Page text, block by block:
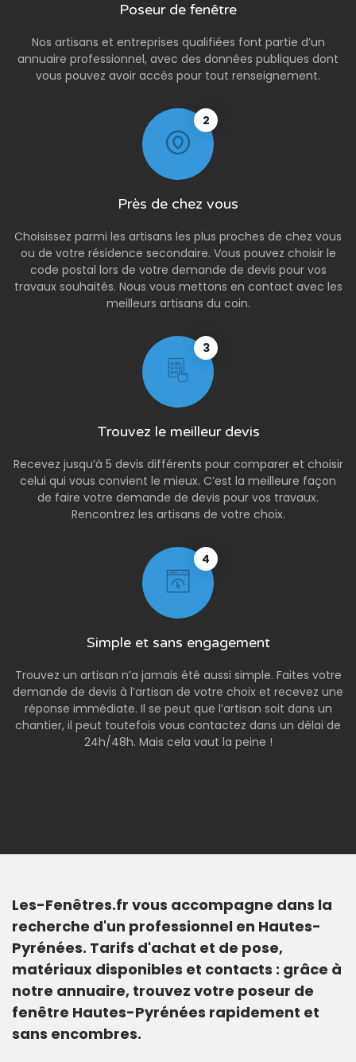
Poseur de fenêtre
Nos artisans et entreprises qualifiées font partie d’un
annuaire professionnel, avec des données publiques dont
vous pouvez avoir accès pour tout renseignement.
2
Près de chez vous
Choisissez parmi les artisans les plus proches de chez vous
ou de votre résidence secondaire. Vous pouvez choisir le
code postal lors de votre demande de devis pour vos
travaux souhaités. Nous vous mettons en contact avec les
meilleurs artisans du coin.
3
Trouvez le meilleur devis
Recevez jusqu’à 5 devis différents pour comparer et choisir
celui qui vous convient le mieux. C’est la meilleure façon
de faire votre demande de devis pour vos travaux.
Rencontrez les artisans de votre choix.
4
Simple et sans engagement
Trouvez un artisan n’a jamais été aussi simple. Faites votre
demande de devis à l’artisan de votre choix et recevez une
réponse immédiate. Il se peut que l’artisan soit dans un
chantier, il peut toutefois vous contactez dans un délai de
24h/48h. Mais cela vaut la peine !
Les-Fenêtres.fr vous accompagne dans la
recherche d'un professionnel en Hautes-
Pyrénées. Tarifs d'achat et de pose,
matériaux disponibles et contacts : grâce à
notre annuaire, trouvez votre poseur de
fenêtre Hautes-Pyrénées rapidement et
sans encombres.